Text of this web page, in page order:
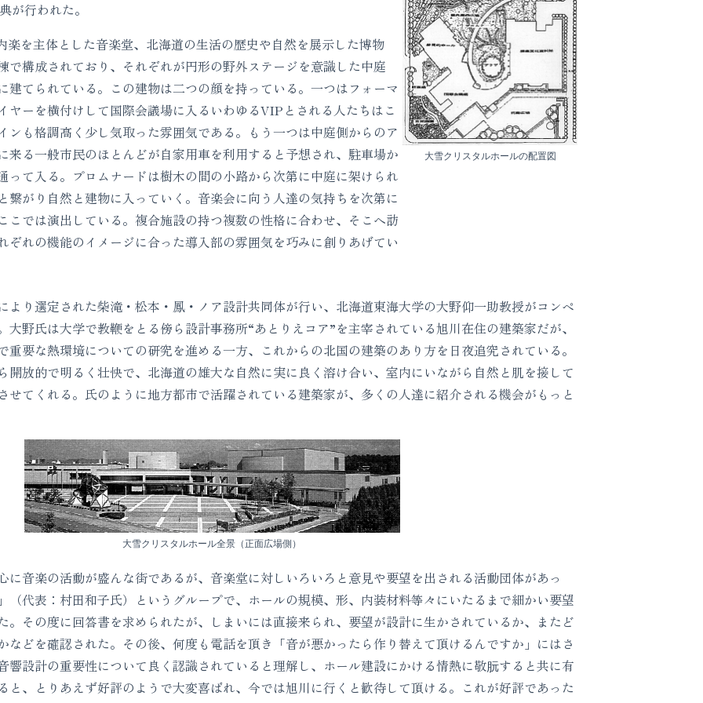
が行われた。
を主体とした音楽堂、北海道の生活の歴史や自然を展示した博物
で構成されており、それぞれが円形の野外ステージを意識した中庭
建てられている。この建物は二つの顔を持っている。一つはフォーマ
ヤーを横付けして国際会議場に入るいわゆるVIPとされる人たちはこ
ンも格調高く少し気取った雰囲気である。もう一つは中庭側からのア
来る一般市民のほとんどが自家用車を利用すると予想され、駐車場か
って入る。プロムナードは樹木の間の小路から次第に中庭に架けられ
繋がり自然と建物に入っていく。音楽会に向う人達の気持ちを次第に
こでは演出している。複合施設の持つ複数の性格に合わせ、そこへ訪
ぞれの機能のイメージに合った導入部の雰囲気を巧みに創りあげてい
大雪クリスタルホールの配置図
り選定された柴滝・松本・鳳・ノア設計共同体が行い、北海道東海大学の大野仰一助教授がコンペ
大野氏は大学で教鞭をとる傍ら設計事務所“あとりえコア”を主宰されている旭川在住の建築家だが、
重要な熱環境についての研究を進める一方、これからの北国の建築のあり方を日夜追究されている。
開放的で明るく壮快で、北海道の雄大な自然に実に良く溶け合い、室内にいながら自然と肌を接して
せてくれる。氏のように地方都市で活躍されている建築家が、多くの人達に紹介される機会がもっと
大雪クリスタルホール全景（正面広場側）
音楽の活動が盛んな街であるが、音楽堂に対しいろいろと意見や要望を出される活動団体があっ
（代表：村田和子氏）というグループで、ホールの規模、形、内装材料等々にいたるまで細かい要望
。その度に回答書を求められたが、しまいには直接来られ、要望が設計に生かされているか、またど
などを確認された。その後、何度も電話を頂き「音が悪かったら作り替えて頂けるんですか」にはさ
響設計の重要性について良く認識されていると理解し、ホール建設にかける情熱に敬朊すると共に有
と、とりあえず好評のようで大変喜ばれ、今では旭川に行くと歓待して頂ける。これが好評であった